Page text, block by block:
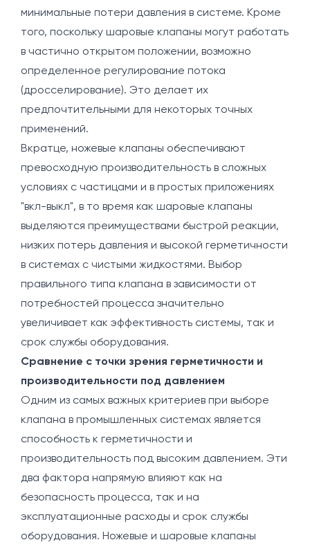
минимальные потери давления в системе. Кроме
того, поскольку шаровые клапаны могут работать
в частично открытом положении, возможно
определенное регулирование потока
(дросселирование). Это делает их
предпочтительными для некоторых точных
применений.
Вкратце, ножевые клапаны обеспечивают
превосходную производительность в сложных
условиях с частицами и в простых приложениях
"вкл-выкл", в то время как шаровые клапаны
выделяются преимуществами быстрой реакции,
низких потерь давления и высокой герметичности
в системах с чистыми жидкостями. Выбор
правильного типа клапана в зависимости от
потребностей процесса значительно
увеличивает как эффективность системы, так и
срок службы оборудования.
Сравнение с точки зрения герметичности и
производительности под давлением
Одним из самых важных критериев при выборе
клапана в промышленных системах является
способность к герметичности и
производительность под высоким давлением. Эти
два фактора напрямую влияют как на
безопасность процесса, так и на
эксплуатационные расходы и срок службы
оборудования. Ножевые и шаровые клапаны